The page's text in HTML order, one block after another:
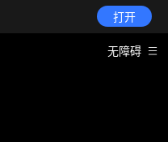
打开
无障碍